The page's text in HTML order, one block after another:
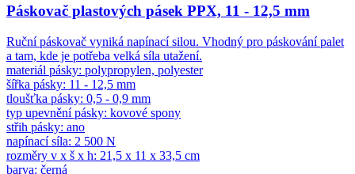
Páskovač plastových pásek PPX, 11 - 12,5 mm
Ruční páskovač vyniká napínací silou. Vhodný pro páskování palet
a tam, kde je potřeba velká síla utažení.
materiál pásky: polypropylen, polyester
šířka pásky: 11 - 12,5 mm
tloušťka pásky: 0,5 - 0,9 mm
typ upevnění pásky: kovové spony
střih pásky: ano
napínací síla: 2 500 N
rozměry v x š x h: 21,5 x 11 x 33,5 cm
barva: černá